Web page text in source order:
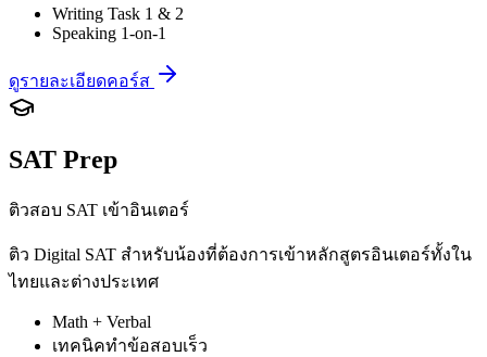
Writing Task 1 & 2
Speaking 1-on-1
ดูรายละเอียดคอร์ส
SAT Prep
ติวสอบ SAT เข้าอินเตอร์
ติว Digital SAT สำหรับน้องที่ต้องการเข้าหลักสูตรอินเตอร์ทั้งใน
ไทยและต่างประเทศ
Math + Verbal
เทคนิคทำข้อสอบเร็ว